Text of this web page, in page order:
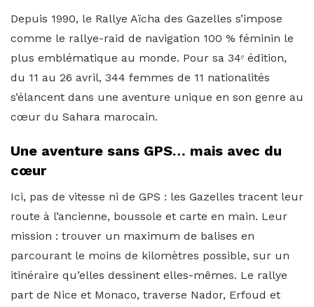
Depuis 1990, le Rallye Aïcha des Gazelles s’impose
comme le rallye-raid de navigation 100 % féminin le
plus emblématique au monde. Pour sa 34ᵉ édition,
du 11 au 26 avril, 344 femmes de 11 nationalités
s’élancent dans une aventure unique en son genre au
cœur du Sahara marocain.
Une aventure sans GPS… mais avec du
cœur
Ici, pas de vitesse ni de GPS : les Gazelles tracent leur
route à l’ancienne, boussole et carte en main. Leur
mission : trouver un maximum de balises en
parcourant le moins de kilomètres possible, sur un
itinéraire qu’elles dessinent elles-mêmes. Le rallye
part de Nice et Monaco, traverse Nador, Erfoud et